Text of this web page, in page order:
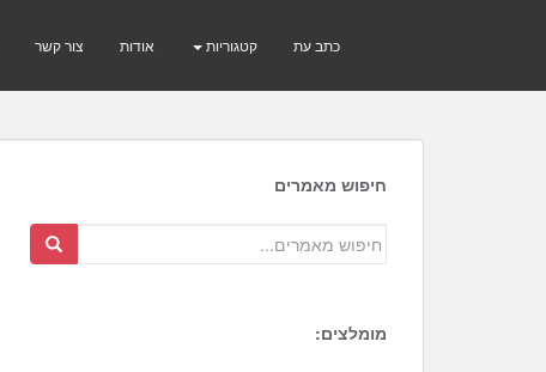
צור קשר אודות קטגוריות כתב עת
חיפוש מאמרים
מומלצים: